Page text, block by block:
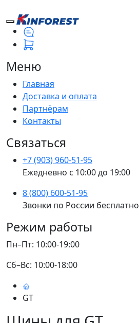
Меню
Главная
Доставка и оплата
Партнёрам
Контакты
Связаться
+7 (903) 960-51-95
Ежедневно с 10:00 до 19:00
8 (800) 600-51-95
Звонки по России бесплатно
Режим работы
Пн–Пт: 10:00-19:00
Сб–Вс: 10:00-18:00
GT